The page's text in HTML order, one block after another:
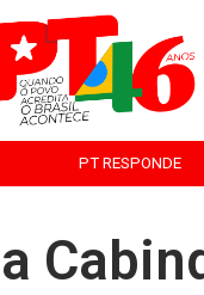
PT RESPONDE